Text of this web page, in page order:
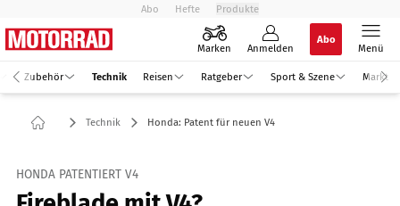
Abo Hefte Produkte
Marken Anmelden
Abo
Menü
Zubehör Technik Reisen Ratgeber Sport & Szene Markt
Technik Honda: Patent für neuen V4
HONDA PATENTIERT V4